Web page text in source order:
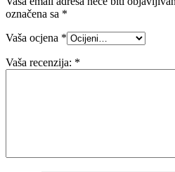
označena sa *
Vaša ocjena *
Vaša recenzija: *